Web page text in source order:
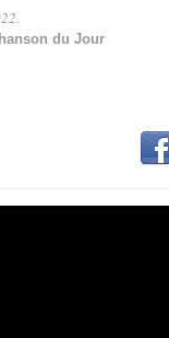
du Jour